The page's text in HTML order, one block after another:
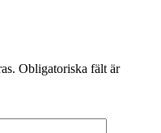
Obligatoriska fält är